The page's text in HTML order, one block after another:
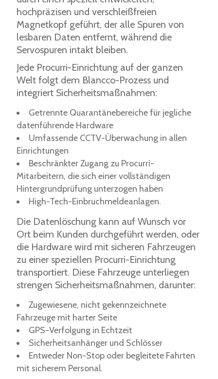
hochpräzisen und verschleißfreien
Magnetkopf geführt, der alle Spuren von
lesbaren Daten entfernt, während die
Servospuren intakt bleiben.
Jede Procurri-Einrichtung auf der ganzen
Welt folgt dem Blancco-Prozess und
integriert Sicherheitsmaßnahmen:
Getrennte Quarantänebereiche für jegliche
datenführende Hardware
Umfassende CCTV-Überwachung in allen
Einrichtungen
Beschränkter Zugang zu Procurri-
Mitarbeitern, die sich einer vollständigen
Hintergrundprüfung unterzogen haben
High-Tech-Einbruchmeldeanlagen.
Die Datenlöschung kann auf Wunsch vor
Ort beim Kunden durchgeführt werden, oder
die Hardware wird mit sicheren Fahrzeugen
zu einer speziellen Procurri-Einrichtung
transportiert. Diese Fahrzeuge unterliegen
strengen Sicherheitsmaßnahmen, darunter:
Zugewiesene, nicht gekennzeichnete
Fahrzeuge mit harter Seite
GPS-Verfolgung in Echtzeit
Sicherheitsanhänger und Schlösser
Entweder Non-Stop oder begleitete Fahrten
mit sicherem Personal.